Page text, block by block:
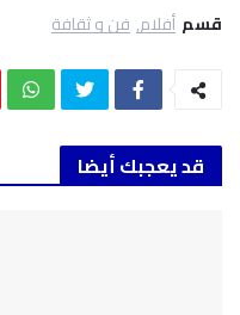
قسم أفلام فن و ثقافة
قد يعجبك أيضا